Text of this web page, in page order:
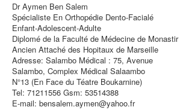
Dr Aymen Ben Salem
Spécialiste En Orthopédie Dento-Facialé
Enfant-Adolescent-Adulte
Diplomé de la Faculté de Médecine de Monastir
Ancien Attaché des Hopitaux de Marseille
Adresse: Salambo Médical : 75, Avenue
Salambo, Complex Médical Salaambo
N°13 (En Face du Téatre Boukarnine)
Tel: 71211556 Gsm: 53514388
E-mail: bensalem.aymen@yahoo.fr